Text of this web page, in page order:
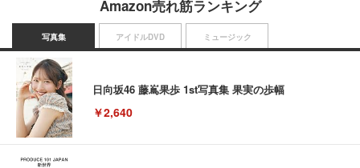
Amazon売れ筋ランキング
写真集
日向坂46 藤嶌果歩 1st写真集 果実の歩幅
￥2,640
アイドルDVD ミュージック